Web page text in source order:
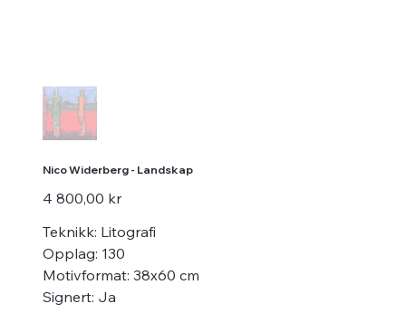
Nico Widerberg - Landskap
Pris
4 800,00 kr
Teknikk: Litografi
Opplag: 130
Motivformat: 38x60 cm
Signert: Ja